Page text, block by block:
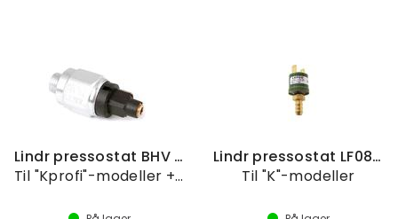
Lindr pressostat BHV 420.2,5.211.11
Til "Kprofi"-modeller + 55/K
Lindr pressostat LF08 2,8-3,2 bar
Til "K"-modeller